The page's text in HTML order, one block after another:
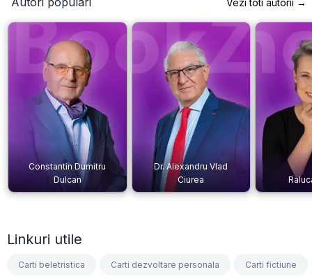
Constantin Dumitru
Dulcan
Dr. Alexandru Vlad
Ciurea
Linkuri utile
Carti beletristica Carti dezvoltare personala Carti fictiune